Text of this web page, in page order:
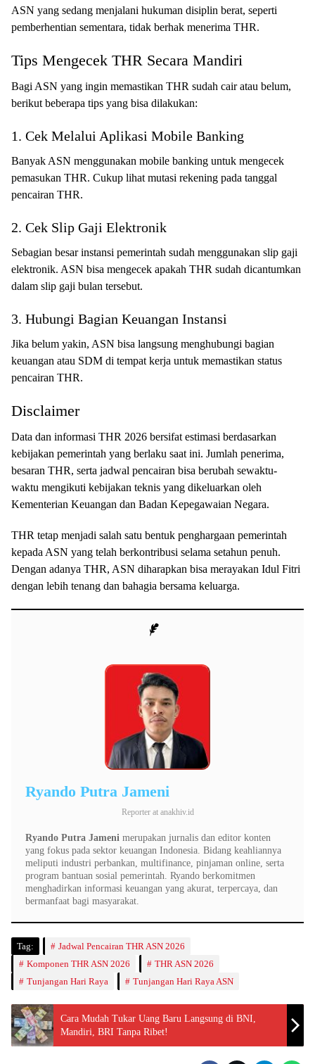
ASN yang sedang menjalani hukuman disiplin berat, seperti
pemberhentian sementara, tidak berhak menerima THR.
Tips Mengecek THR Secara Mandiri
Bagi ASN yang ingin memastikan THR sudah cair atau belum,
berikut beberapa tips yang bisa dilakukan:
1. Cek Melalui Aplikasi Mobile Banking
Banyak ASN menggunakan mobile banking untuk mengecek
pemasukan THR. Cukup lihat mutasi rekening pada tanggal
pencairan THR.
2. Cek Slip Gaji Elektronik
Sebagian besar instansi pemerintah sudah menggunakan slip gaji
elektronik. ASN bisa mengecek apakah THR sudah dicantumkan
dalam slip gaji bulan tersebut.
3. Hubungi Bagian Keuangan Instansi
Jika belum yakin, ASN bisa langsung menghubungi bagian
keuangan atau SDM di tempat kerja untuk memastikan status
pencairan THR.
Disclaimer
Data dan informasi THR 2026 bersifat estimasi berdasarkan
kebijakan pemerintah yang berlaku saat ini. Jumlah penerima,
besaran THR, serta jadwal pencairan bisa berubah sewaktu-
waktu mengikuti kebijakan teknis yang dikeluarkan oleh
Kementerian Keuangan dan Badan Kepegawaian Negara.
THR tetap menjadi salah satu bentuk penghargaan pemerintah
kepada ASN yang telah berkontribusi selama setahun penuh.
Dengan adanya THR, ASN diharapkan bisa merayakan Idul Fitri
dengan lebih tenang dan bahagia bersama keluarga.
Ryando Putra Jameni
Reporter at anakhiv.id
Ryando Putra Jameni merupakan jurnalis dan editor konten
yang fokus pada sektor keuangan Indonesia. Bidang keahliannya
meliputi industri perbankan, multifinance, pinjaman online, serta
program bantuan sosial pemerintah. Ryando berkomitmen
menghadirkan informasi keuangan yang akurat, terpercaya, dan
bermanfaat bagi masyarakat.
Tag:
Jadwal Pencairan THR ASN 2026
Komponen THR ASN 2026
THR ASN 2026
Tunjangan Hari Raya
Tunjangan Hari Raya ASN
Cara Mudah Tukar Uang Baru Langsung di BNI,
Mandiri, BRI Tanpa Ribet!